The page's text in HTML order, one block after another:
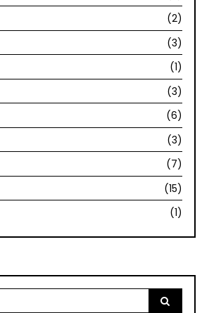
(2)
(3)
(1)
(3)
(6)
(3)
(7)
(15)
(1)